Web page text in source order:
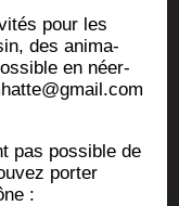
pour les
des ani­ma­
en néer­
pas pos­sible de
por­ter
: